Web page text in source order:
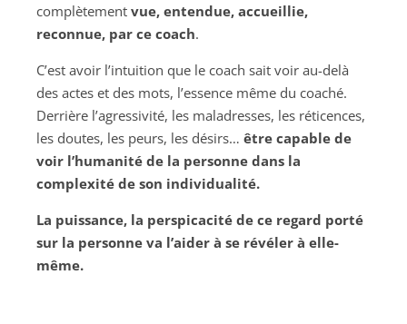
complètement vue, entendue, accueillie,
reconnue, par ce coach.
C’est avoir l’intuition que le coach sait voir au-delà
des actes et des mots, l’essence même du coaché.
Derrière l’agressivité, les maladresses, les réticences,
les doutes, les peurs, les désirs… être capable de
voir l’humanité de la personne dans la
complexité de son individualité.
La puissance, la perspicacité de ce regard porté
sur la personne va l’aider à se révéler à elle-
même.